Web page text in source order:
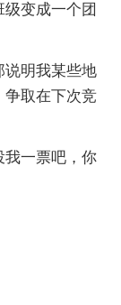
变成一个团
说明我某些地
争取在下次竞
我一票吧，你